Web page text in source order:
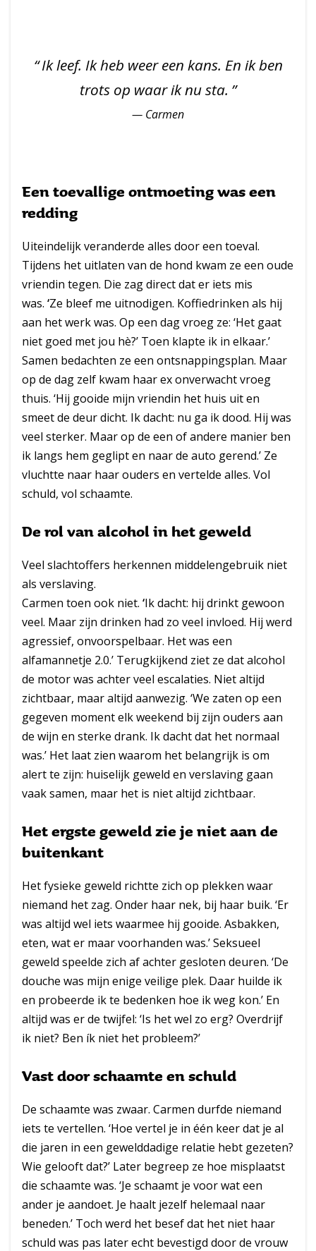
Ik leef. Ik heb weer een kans. En ik ben
trots op waar ik nu sta.
Carmen
Een toevallige ontmoeting was een
redding
Uiteindelijk veranderde alles door een toeval.
Tijdens het uitlaten van de hond kwam ze een oude
vriendin tegen. Die zag direct dat er iets mis
was. ‘Ze bleef me uitnodigen. Koffiedrinken als hij
aan het werk was. Op een dag vroeg ze: ‘Het gaat
niet goed met jou hè?’ Toen klapte ik in elkaar.’
Samen bedachten ze een ontsnappingsplan. Maar
op de dag zelf kwam haar ex onverwacht vroeg
thuis. ‘Hij gooide mijn vriendin het huis uit en
smeet de deur dicht. Ik dacht: nu ga ik dood. Hij was
veel sterker. Maar op de een of andere manier ben
ik langs hem geglipt en naar de auto gerend.’ Ze
vluchtte naar haar ouders en vertelde alles. Vol
schuld, vol schaamte.
De rol van alcohol in het geweld
Veel slachtoffers herkennen middelengebruik niet
als verslaving.
Carmen toen ook niet. ‘Ik dacht: hij drinkt gewoon
veel. Maar zijn drinken had zo veel invloed. Hij werd
agressief, onvoorspelbaar. Het was een
alfamannetje 2.0.’ Terugkijkend ziet ze dat alcohol
de motor was achter veel escalaties. Niet altijd
zichtbaar, maar altijd aanwezig. ‘We zaten op een
gegeven moment elk weekend bij zijn ouders aan
de wijn en sterke drank. Ik dacht dat het normaal
was.’ Het laat zien waarom het belangrijk is om
alert te zijn: huiselijk geweld en verslaving gaan
vaak samen, maar het is niet altijd zichtbaar.
Het ergste geweld zie je niet aan de
buitenkant
Het fysieke geweld richtte zich op plekken waar
niemand het zag. Onder haar nek, bij haar buik. ‘Er
was altijd wel iets waarmee hij gooide. Asbakken,
eten, wat er maar voorhanden was.’ Seksueel
geweld speelde zich af achter gesloten deuren. ‘De
douche was mijn enige veilige plek. Daar huilde ik
en probeerde ik te bedenken hoe ik weg kon.’ En
altijd was er de twijfel: ‘Is het wel zo erg? Overdrijf
ik niet? Ben ík niet het probleem?’
Vast door schaamte en schuld
De schaamte was zwaar. Carmen durfde niemand
iets te vertellen. ‘Hoe vertel je in één keer dat je al
die jaren in een gewelddadige relatie hebt gezeten?
Wie gelooft dat?’ Later begreep ze hoe misplaatst
die schaamte was. ‘Je schaamt je voor wat een
ander je aandoet. Je haalt jezelf helemaal naar
beneden.’ Toch werd het besef dat het niet haar
schuld was pas later echt bevestigd door de vrouw